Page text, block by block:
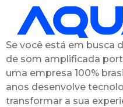
Se você está em busca
de som amplificada
uma empresa 100%
anos desenvolve
transformar a sua